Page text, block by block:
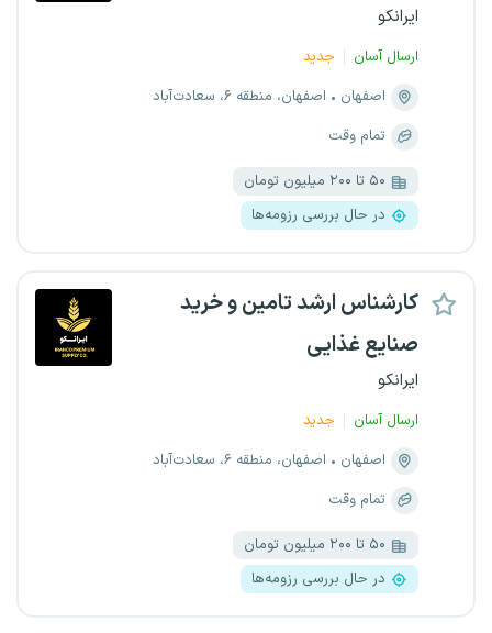
ایرانکو
ارسال آسان
جدید
اصفهان
اصفهان، منطقه ۶، سعادت‌آباد
تمام وقت
۵۰ تا ۲۰۰ میلیون تومان
در حال بررسی رزومه‌ها
کارشناس ارشد تامین و خرید
صنایع غذایی
ایرانکو
ارسال آسان
جدید
اصفهان
اصفهان، منطقه ۶، سعادت‌آباد
تمام وقت
۵۰ تا ۲۰۰ میلیون تومان
در حال بررسی رزومه‌ها